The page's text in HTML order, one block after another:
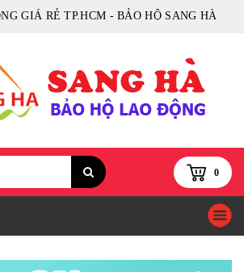
GIÁ RẺ TP.HCM - BẢO HỘ SANG HÀ
0